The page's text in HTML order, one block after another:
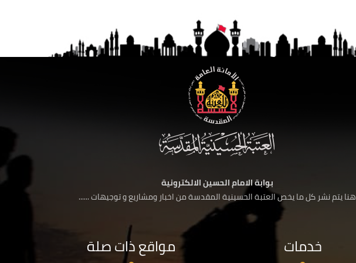
بوابة الامام الحسين الالكترونية
هنا يتم نشر كل ما يخص العتبة الحسينية المقدسة من اخبار ومشاريع و توجيهات ......
خدمات مواقع ذات صلة